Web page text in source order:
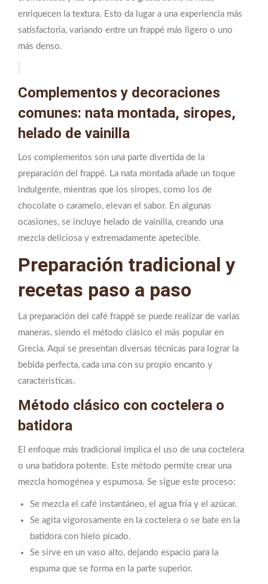
enriquecen la textura. Esto da lugar a una experiencia más
satisfactoria, variando entre un frappé más ligero o uno
más denso.
Complementos y decoraciones
comunes: nata montada, siropes,
helado de vainilla
Los complementos son una parte divertida de la
preparación del frappé. La nata montada añade un toque
indulgente, mientras que los siropes, como los de
chocolate o caramelo, elevan el sabor. En algunas
ocasiones, se incluye helado de vainilla, creando una
mezcla deliciosa y extremadamente apetecible.
Preparación tradicional y
recetas paso a paso
La preparación del café frappé se puede realizar de varias
maneras, siendo el método clásico el más popular en
Grecia. Aquí se presentan diversas técnicas para lograr la
bebida perfecta, cada una con su propio encanto y
características.
Método clásico con coctelera o
batidora
El enfoque más tradicional implica el uso de una coctelera
o una batidora potente. Este método permite crear una
mezcla homogénea y espumosa. Se sigue este proceso:
Se mezcla el café instantáneo, el agua fría y el azúcar.
Se agita vigorosamente en la coctelera o se bate en la
batidora con hielo picado.
Se sirve en un vaso alto, dejando espacio para la
espuma que se forma en la parte superior.